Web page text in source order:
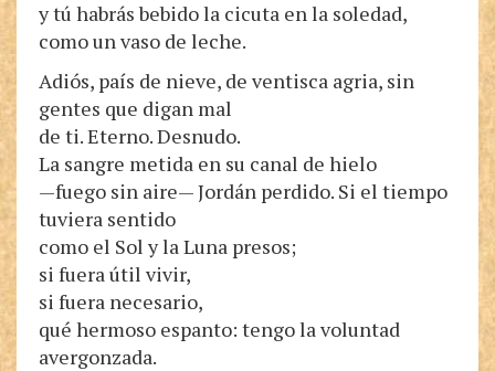
y tú habrás bebido la cicuta en la soledad,
como un vaso de leche.
Adiós, país de nieve, de ventisca agria, sin
gentes que digan mal
de ti. Eterno. Desnudo.
La sangre metida en su canal de hielo
—fuego sin aire— Jordán perdido. Si el tiempo
tuviera sentido
como el Sol y la Luna presos;
si fuera útil vivir,
si fuera necesario,
qué hermoso espanto: tengo la voluntad
avergonzada.